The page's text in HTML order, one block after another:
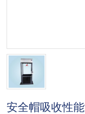
安全帽吸收性